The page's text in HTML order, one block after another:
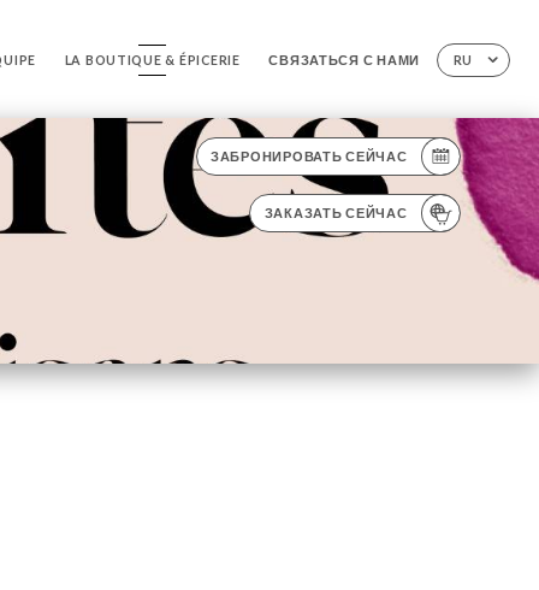
RU
LA BOUTIQUE & ÉPICERIE СВЯЗАТЬСЯ С НАМИ
ЗАБРОНИРОВАТЬ СЕЙЧАС
ЗАКАЗАТЬ СЕЙЧАС